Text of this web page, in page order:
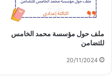
ملف حول مؤسسة محمد الخامس
للتضامن
20/11/2024